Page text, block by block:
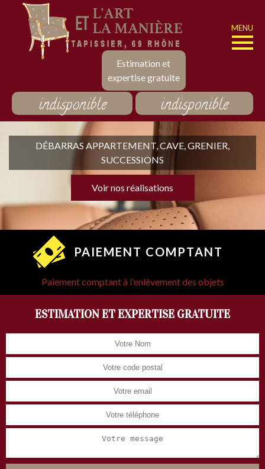
Estimation et
expertise gratuite
MENU
indisponible indisponible
DÉBARRAS APPARTEMENT, CAVE, GRENIER,
SUCCESSIONS
Voir nos réalisations
PAIEMENT COMPTANT
Paiement comptant à l'enlèvement des objets
ESTIMATION ET EXPERTISE GRATUITE